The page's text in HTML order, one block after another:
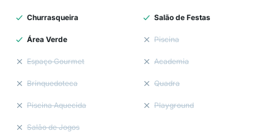
Churrasqueira Salão de Festas
Área Verde Piscina
Espaço Gourmet Academia
Brinquedoteca Quadra
Piscina Aquecida Playground
Salão de Jogos